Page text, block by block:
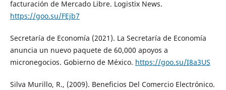
facturación de Mercado Libre. Logistix News.
https://goo.su/FEjb7
Secretaría de Economía (2021). La Secretaría de Economía
anuncia un nuevo paquete de 60,000 apoyos a
micronegocios. Gobierno de México. https://goo.su/I8a3US
Silva Murillo, R., (2009). Beneficios Del Comercio Electrónico.